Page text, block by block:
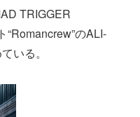
TRIGGER
のALI-
いる。